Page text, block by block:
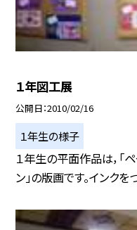
１年図工展
公開日 2010/02/16
１年生の様子
１年生の平面作品は，「
ン」の版画です。インクを